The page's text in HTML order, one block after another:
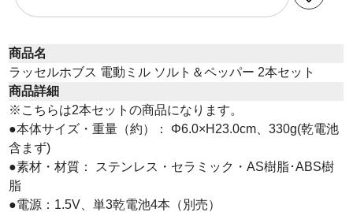
商品名
ラッセルホブス 電動ミル ソルト＆ペッパー 2本セット
商品詳細
※こちらは2本セットの商品になります。
●本体サイズ・重量（約）： Φ6.0×H23.0cm、330g(乾電池
含まず)
●素材・材質： ステンレス・セラミック・AS樹脂･ABS樹
脂
●電源：1.5V、単3乾電池4本（別売）